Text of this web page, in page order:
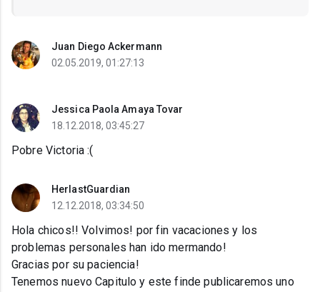
Juan Diego Ackermann
02.05.2019, 01:27:13
Jessica Paola Amaya Tovar
18.12.2018, 03:45:27
Pobre Victoria :(
HerlastGuardian
12.12.2018, 03:34:50
Hola chicos!! Volvimos! por fin vacaciones y los
problemas personales han ido mermando!
Gracias por su paciencia!
Tenemos nuevo Capitulo y este finde publicaremos uno